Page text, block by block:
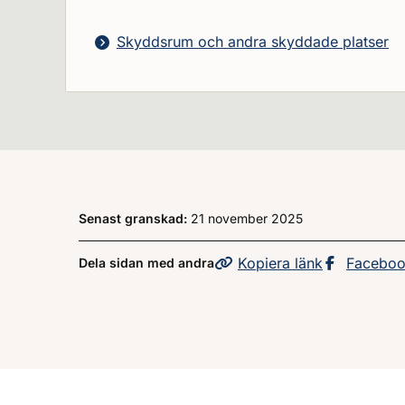
Skyddsrum och andra skyddade platser
Senast granskad: 21 november 2025
Dela sidan med andra Kopiera sidans
länk Dela